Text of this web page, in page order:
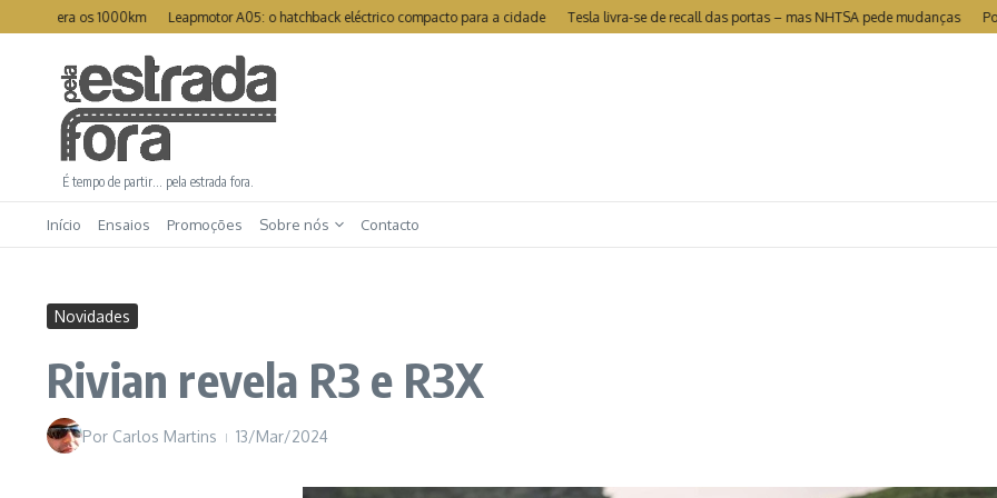
Ir para o conteúdo
os 1000km Leapmotor A05: o hatchback eléctrico compacto para a cidade Tesla livra-se de recall das portas – mas NHTSA pede mudanças Portugal
É tempo de partir… pela estrada fora.
Início Ensaios Promoções Sobre nós Contacto
Novidades
Rivian revela R3 e R3X
Por Carlos Martins 13/Mar/2024